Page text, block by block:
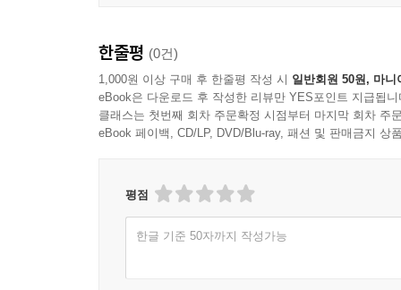
한줄평 (0건)
1,000원 이상 구매 후 한줄평 작성 시 일반회원 50원, 마니
eBook은 다운로드 후 작성한 리뷰만 YES포인트 지급됩니
클래스는 첫번째 회차 주문확정 시점부터 마지막 회차 주
eBook 페이백, CD/LP, DVD/Blu-ray, 패션 및 판매금지 상
평점
한글 기준 50자까지 작성가능